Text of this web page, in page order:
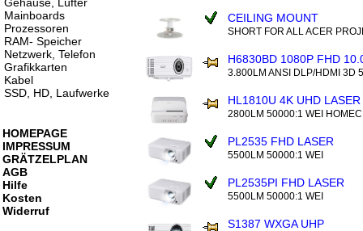
CEILING MOUNT
SHORT FOR ALL ACER
H6830BD 1080P FHD
3.800LM ANSI DLP/HDMI 3D
HL1810U 4K UHD LASER
2800LM 50000:1 WEI
PL2535 FHD LASER
5500LM 50000:1 WEI
PL2535PI FHD LASER
5500LM 50000:1 WEI
S1387 WXGA UHP
Mainboards
Prozessoren
RAM- Speicher
Netzwerk, Telefon
Grafikkarten
Kabel
SSD, HD, Laufwerke
HOMEPAGE
IMPRESSUM
GRÄTZELPLAN
AGB
Hilfe
Kosten
Widerruf